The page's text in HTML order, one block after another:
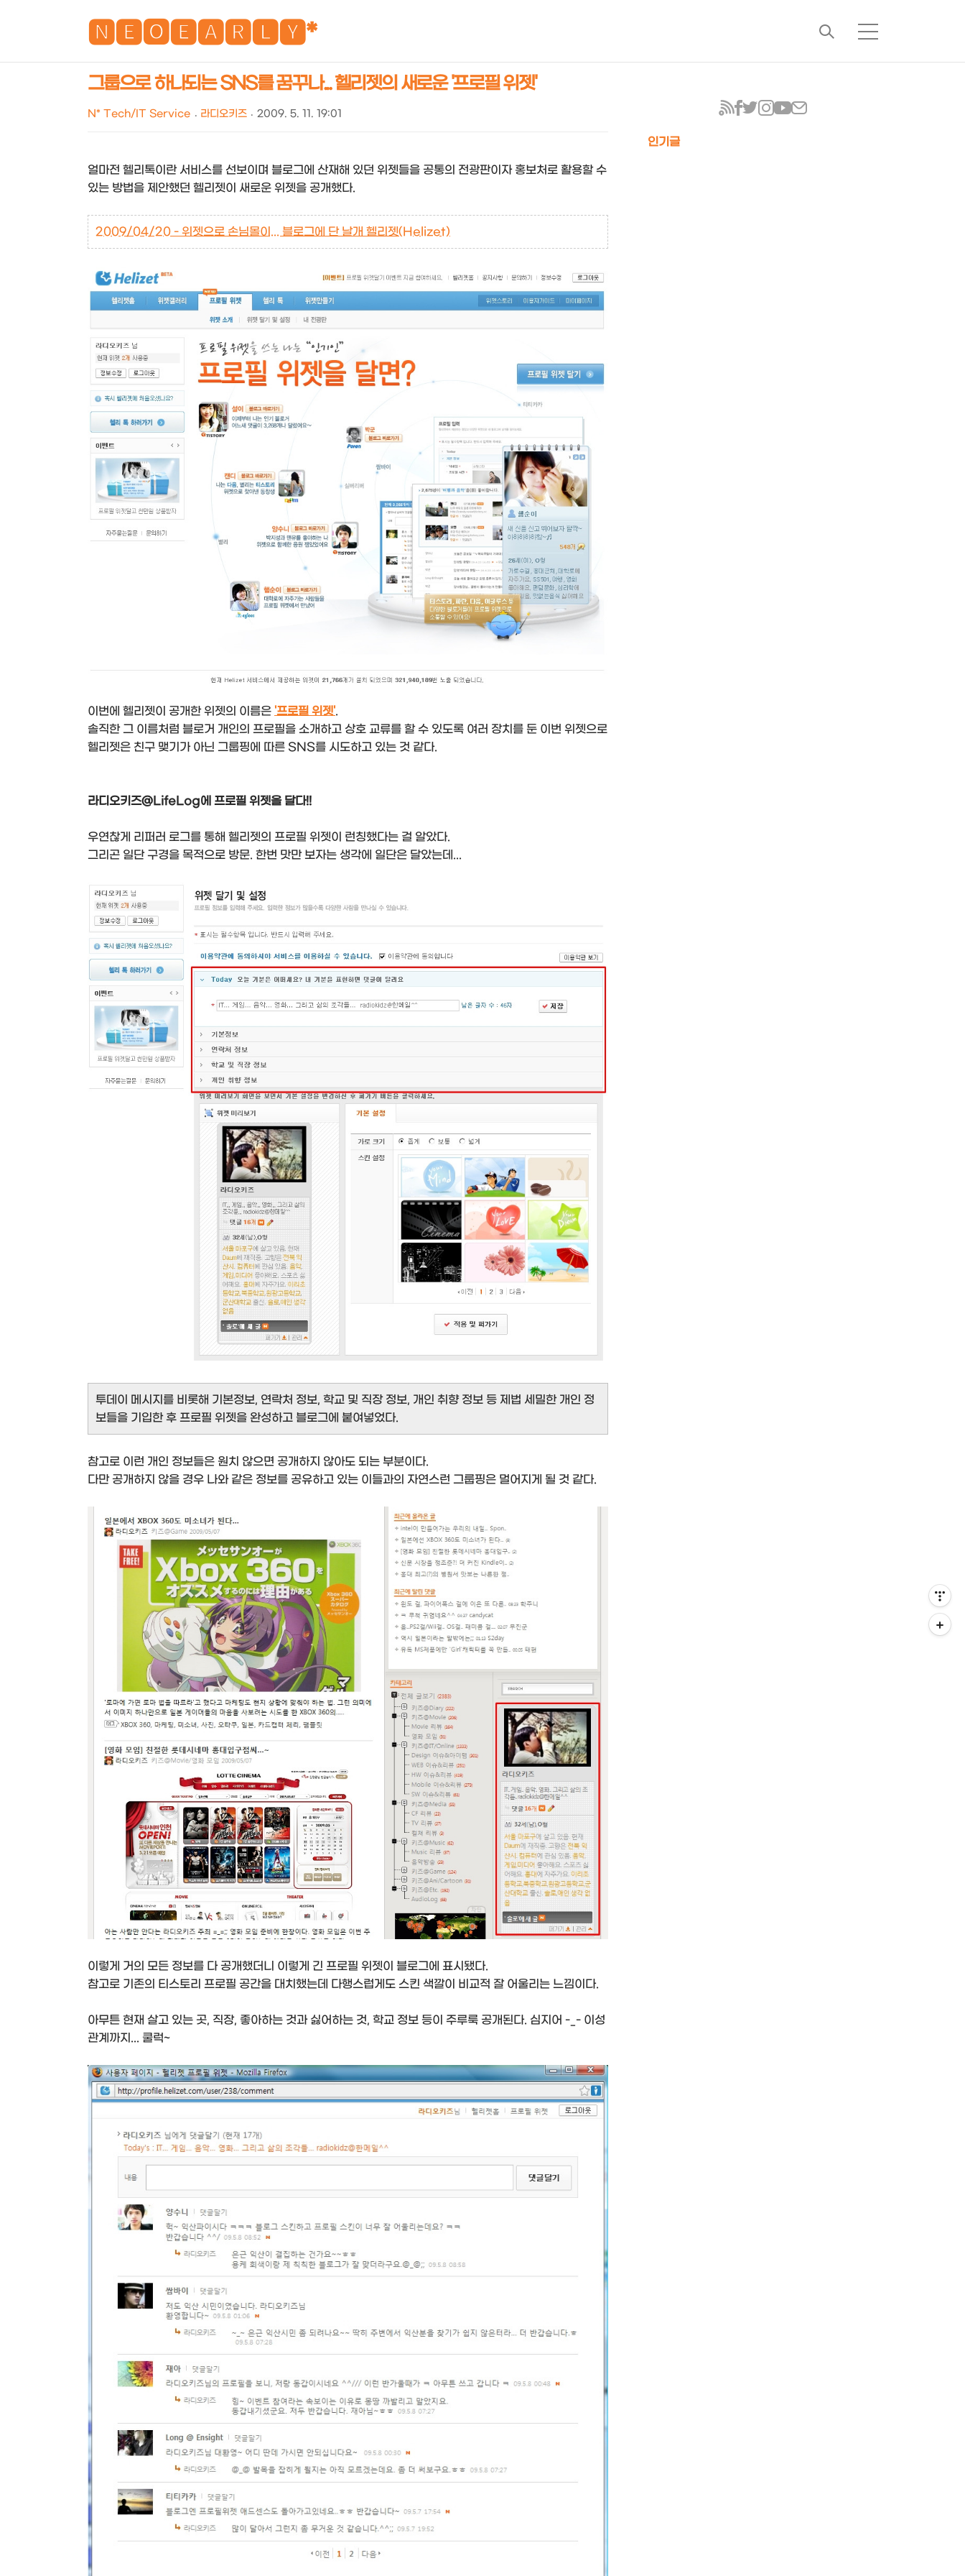
🅽🅴🅾🅴🅰🆁🅻🆈*NEOEARLY*
검
메
그룹으로 하나되는 SNS를 꿈꾸나... 헬리젯의 새로운 '프로필 위젯'
N* Tech/IT Service 라디오키즈 2009. 5. 11. 19:01
얼마전 헬리톡이란 서비스를 선보이며 블로그에 산재해 있던 위젯들을 공통의 전광판이자 홍보처로 활용할 수
있는 방법을 제안했던 헬리젯이 새로운 위젯을 공개했다.
2009/04/20 - 위젯으로 손님몰이... 블로그에 단 날개 헬리젯(Helizet)
이번에 헬리젯이 공개한 위젯의 이름은 '프로필 위젯'.
솔직한 그 이름처럼 블로거 개인의 프로필을 소개하고 상호 교류를 할 수 있도록 여러 장치를 둔 이번 위젯으로
헬리젯은 친구 맺기가 아닌 그룹핑에 따른 SNS를 시도하고 있는 것 같다.
라디오키즈@LifeLog에 프로필 위젯을 달다!!
우연찮게 리퍼러 로그를 통해 헬리젯의 프로필 위젯이 런칭했다는 걸 알았다.
그리곤 일단 구경을 목적으로 방문. 한번 맛만 보자는 생각에 일단은 달았는데...
투데이 메시지를 비롯해 기본정보, 연락처 정보, 학교 및 직장 정보, 개인 취향 정보 등 제법 세밀한 개인 정
보들을 기입한 후 프로필 위젯을 완성하고 블로그에 붙여넣었다.
참고로 이런 개인 정보들은 원치 않으면 공개하지 않아도 되는 부분이다.
다만 공개하지 않을 경우 나와 같은 정보를 공유하고 있는 이들과의 자연스런 그룹핑은 멀어지게 될 것 같다.
이렇게 거의 모든 정보를 다 공개했더니 이렇게 긴 프로필 위젯이 블로그에 표시됐다.
참고로 기존의 티스토리 프로필 공간을 대치했는데 다행스럽게도 스킨 색깔이 비교적 잘 어울리는 느낌이다.
아무튼 현재 살고 있는 곳, 직장, 좋아하는 것과 싫어하는 것, 학교 정보 등이 주루룩 공개된다. 심지어 -_- 이성
관계까지... 쿨럭~
인기글